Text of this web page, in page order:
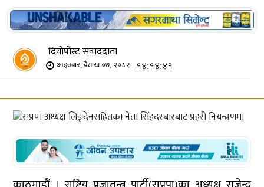
दियोपोस्ट संवाददाता
आइतबार, बैशाख ०७, २०८२ | १४:१४:४१